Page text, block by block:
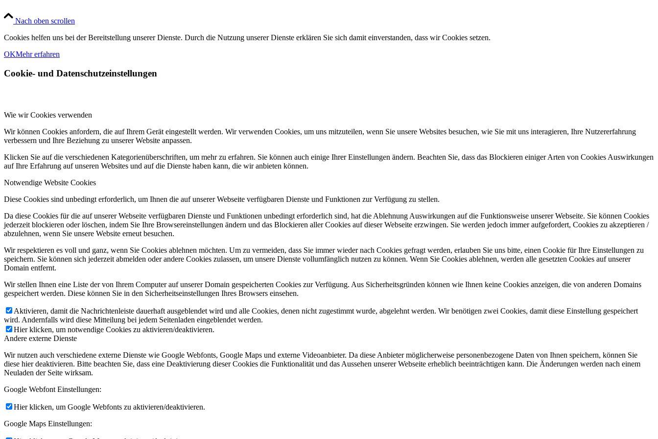
Nach oben scrollen
Cookies helfen uns bei der Bereitstellung unserer Dienste. Durch die Nutzung unserer Dienste erklären Sie sich damit einverstanden, dass wir Cookies setzen.
OKMehr erfahren
Cookie- und Datenschutzeinstellungen
Wie wir Cookies verwenden
Wir können Cookies anfordern, die auf Ihrem Gerät eingestellt werden. Wir verwenden Cookies, um uns mitzuteilen, wenn Sie unsere Websites besuchen, wie Sie mit uns interagieren, Ihre Nutzererfahrung
verbessern und Ihre Beziehung zu unserer Website anpassen.
Klicken Sie auf die verschiedenen Kategorienüberschriften, um mehr zu erfahren. Sie können auch einige Ihrer Einstellungen ändern. Beachten Sie, dass das Blockieren einiger Arten von Cookies Auswirkungen
auf Ihre Erfahrung auf unseren Websites und auf die Dienste haben kann, die wir anbieten können.
Notwendige Website Cookies
Diese Cookies sind unbedingt erforderlich, um Ihnen die auf unserer Webseite verfügbaren Dienste und Funktionen zur Verfügung zu stellen.
Da diese Cookies für die auf unserer Webseite verfügbaren Dienste und Funktionen unbedingt erforderlich sind, hat die Ablehnung Auswirkungen auf die Funktionsweise unserer Webseite. Sie können Cookies
jederzeit blockieren oder löschen, indem Sie Ihre Browsereinstellungen ändern und das Blockieren aller Cookies auf dieser Webseite erzwingen. Sie werden jedoch immer aufgefordert, Cookies zu akzeptieren /
abzulehnen, wenn Sie unsere Website erneut besuchen.
Wir respektieren es voll und ganz, wenn Sie Cookies ablehnen möchten. Um zu vermeiden, dass Sie immer wieder nach Cookies gefragt werden, erlauben Sie uns bitte, einen Cookie für Ihre Einstellungen zu
speichern. Sie können sich jederzeit abmelden oder andere Cookies zulassen, um unsere Dienste vollumfänglich nutzen zu können. Wenn Sie Cookies ablehnen, werden alle gesetzten Cookies auf unserer
Domain entfernt.
Wir stellen Ihnen eine Liste der von Ihrem Computer auf unserer Domain gespeicherten Cookies zur Verfügung. Aus Sicherheitsgründen können wie Ihnen keine Cookies anzeigen, die von anderen Domains
gespeichert werden. Diese können Sie in den Sicherheitseinstellungen Ihres Browsers einsehen.
Aktivieren, damit die Nachrichtenleiste dauerhaft ausgeblendet wird und alle Cookies, denen nicht zugestimmt wurde, abgelehnt werden. Wir benötigen zwei Cookies, damit diese Einstellung gespeichert
wird. Andernfalls wird diese Mitteilung bei jedem Seitenladen eingeblendet werden.
Hier klicken, um notwendige Cookies zu aktivieren/deaktivieren.
Andere externe Dienste
Wir nutzen auch verschiedene externe Dienste wie Google Webfonts, Google Maps und externe Videoanbieter. Da diese Anbieter möglicherweise personenbezogene Daten von Ihnen speichern, können Sie
diese hier deaktivieren. Bitte beachten Sie, dass eine Deaktivierung dieser Cookies die Funktionalität und das Aussehen unserer Webseite erheblich beeinträchtigen kann. Die Änderungen werden nach einem
Neuladen der Seite wirksam.
Google Webfont Einstellungen:
Hier klicken, um Google Webfonts zu aktivieren/deaktivieren.
Google Maps Einstellungen: